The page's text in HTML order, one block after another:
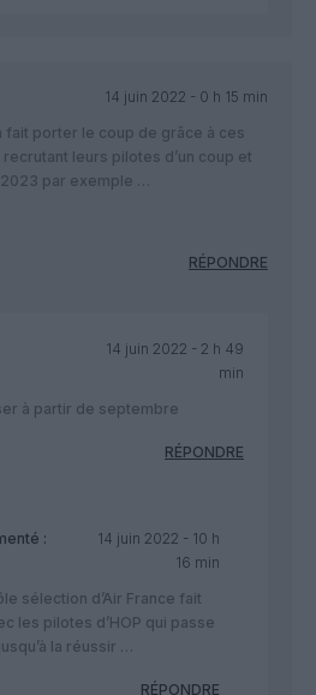
14 juin 2022 - 0 h 15 min
fait porter le coup de grâce à ces
leurs pilotes d’un coup et
par exemple …
RÉPONDRE
14 juin 2022 - 2 h 49
min
à partir de septembre
RÉPONDRE
:
14 juin 2022 - 10 h
16 min
sélection d’Air France fait
les pilotes d’HOP qui passe
la réussir …
RÉPONDRE